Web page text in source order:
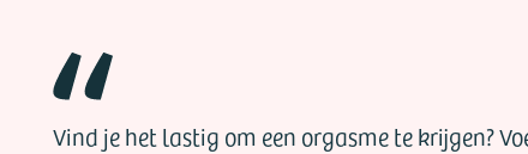
Vind je het lastig om een orgasme te krijgen?